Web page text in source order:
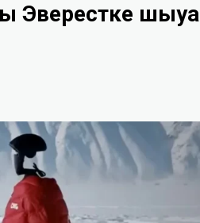
Эверестке шығуға